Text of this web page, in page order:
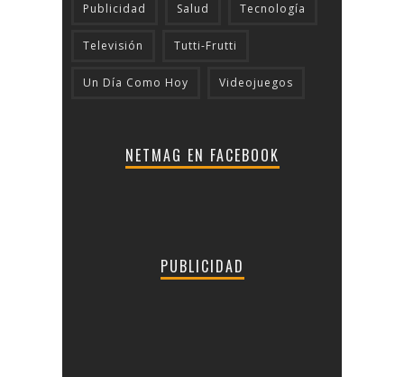
Publicidad Salud Tecnologí­a
Televisión Tutti-Frutti
Un Día Como Hoy Videojuegos
NETMAG EN FACEBOOK
PUBLICIDAD